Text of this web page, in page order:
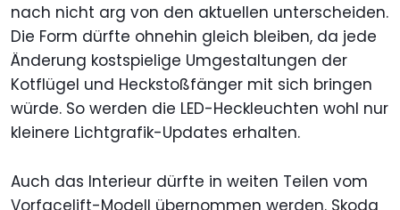
nach nicht arg von den aktuellen unterscheiden.
Die Form dürfte ohnehin gleich bleiben, da jede
Änderung kostspielige Umgestaltungen der
Kotflügel und Heckstoßfänger mit sich bringen
würde. So werden die LED-Heckleuchten wohl nur
kleinere Lichtgrafik-Updates erhalten.
Auch das Interieur dürfte in weiten Teilen vom
Vorfacelift-Modell übernommen werden. Skoda